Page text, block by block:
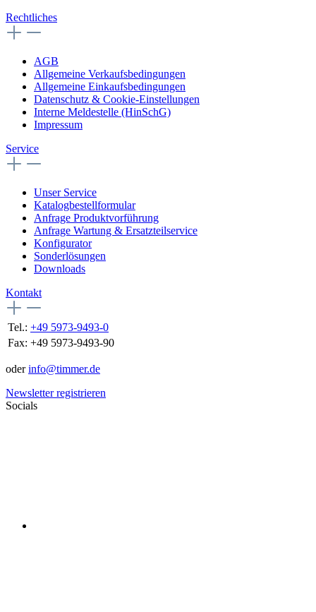
Rechtliches
AGB
Allgemeine Verkaufsbedingungen
Allgemeine Einkaufsbedingungen
Datenschutz & Cookie-Einstellungen
Interne Meldestelle (HinSchG)
Impressum
Service
Unser Service
Katalogbestellformular
Anfrage Produktvorführung
Anfrage Wartung & Ersatzteilservice
Konfigurator
Sonderlösungen
Downloads
Kontakt
Tel.: +49 5973-9493-0
Fax: +49 5973-9493-90
oderinfo@timmer.de
Newsletter registrieren
Socials